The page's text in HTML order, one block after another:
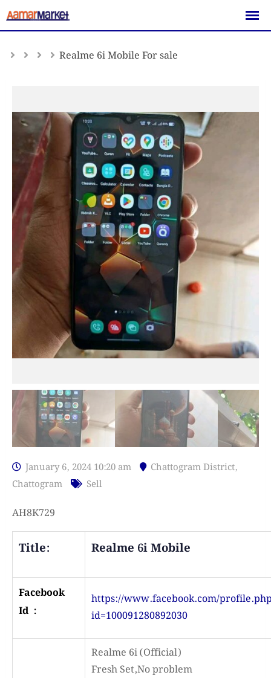
Skip
to
Realme 6i Mobile For sale
January 6, 2024 10:20 am Chattogram District,
Chattogram
Sell
AH8K729
Title: Realme 6i Mobile
Facebook
Id :
https://www.facebook.com/
id=100091280892030
Realme 6i (Official)
Fresh Set,No problem